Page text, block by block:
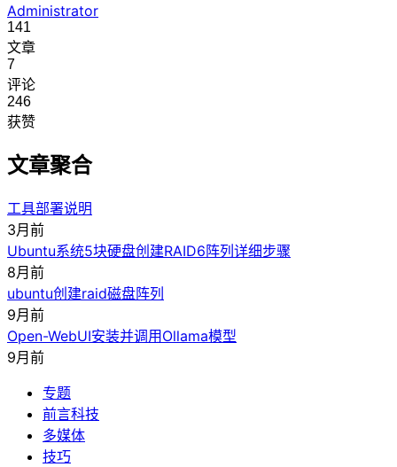
Administrator
141
文章
7
评论
246
获赞
文章聚合
工具部署说明
3月前
Ubuntu系统5块硬盘创建RAID6阵列详细步骤
8月前
ubuntu创建raid磁盘阵列
9月前
Open-WebUI安装并调用Ollama模型
9月前
专题
前言科技
多媒体
技巧